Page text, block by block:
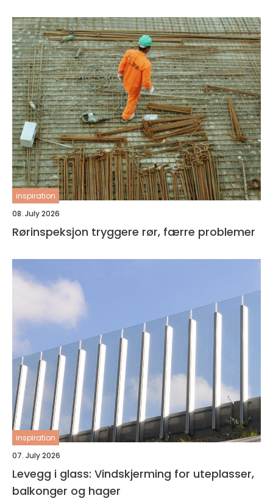
inspiration
08. July 2026
Rørinspeksjon tryggere rør, færre problemer
inspiration
07. July 2026
Levegg i glass: Vindskjerming for uteplasser,
balkonger og hager